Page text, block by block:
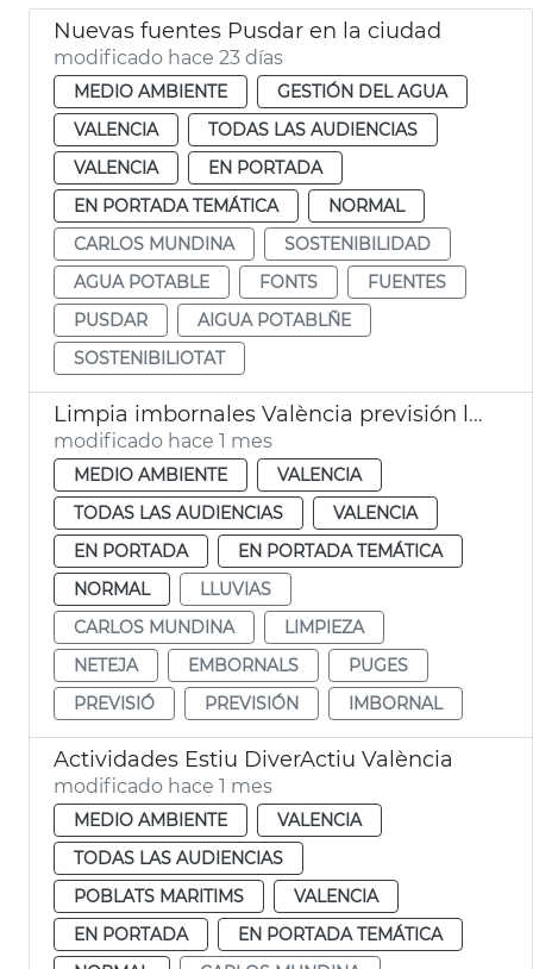
Nuevas fuentes Pusdar en la ciudad
modificado hace 23 días
MEDIO AMBIENTE
GESTIÓN DEL AGUA
VALENCIA
TODAS LAS AUDIENCIAS
VALENCIA
EN PORTADA
EN PORTADA TEMÁTICA
NORMAL
CARLOS MUNDINA
SOSTENIBILIDAD
AGUA POTABLE
FONTS
FUENTES
PUSDAR
AIGUA POTABLÑE
SOSTENIBILIOTAT
Limpia imbornales València previsión lluvias verano
modificado hace 1 mes
MEDIO AMBIENTE
VALENCIA
TODAS LAS AUDIENCIAS
VALENCIA
EN PORTADA
EN PORTADA TEMÁTICA
NORMAL
LLUVIAS
CARLOS MUNDINA
LIMPIEZA
NETEJA
EMBORNALS
PUGES
PREVISIÓ
PREVISIÓN IMBORNAL
Actividades Estiu DiverActiu València
modificado hace 1 mes
MEDIO AMBIENTE
VALENCIA
TODAS LAS AUDIENCIAS
POBLATS MARITIMS
VALENCIA
EN PORTADA
EN PORTADA TEMÁTICA